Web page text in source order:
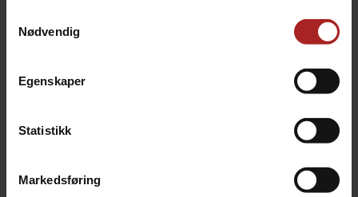
Nødvendig
Egenskaper
Statistikk
Markedsføring
beskytte.
Full lengde så hele grillen er beskyttet
Passer for Kamado Big Joe modellene, Big Green
Egg og andre griller med rundt 61cm i diameter